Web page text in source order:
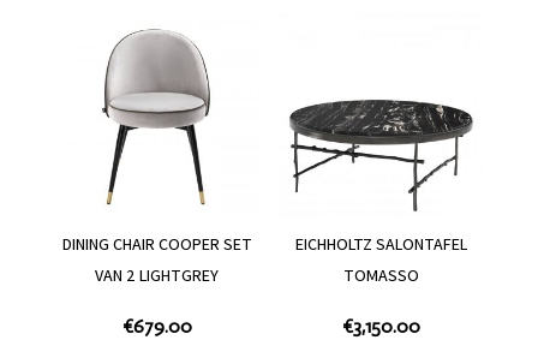
DINING CHAIR COOPER SET
VAN 2 LIGHTGREY
€679.00
EICHHOLTZ SALONTAFEL
TOMASSO
€3,150.00